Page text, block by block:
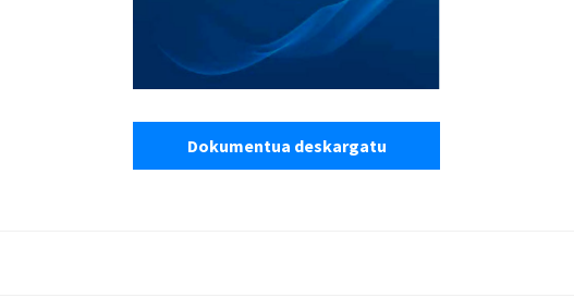
Dokumentua deskargatu